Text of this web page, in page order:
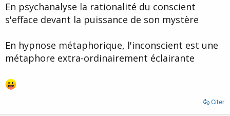
En psychanalyse la rationalité du conscient
s'efface devant la puissance de son mystère
En hypnose métaphorique, l'inconscient est une
métaphore extra-ordinairement éclairante
Citer